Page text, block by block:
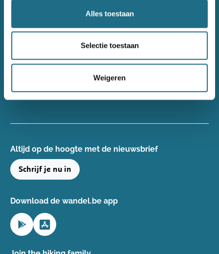
Alles toestaan
Selectie toestaan
Weigeren
+32(0)50 40 51 40
info@wandelsport.be
BE 0643 481 073
Altijd op de hoogte ​met de nieuwsbrief
Schrijf je nu in
Download de wandel.be app